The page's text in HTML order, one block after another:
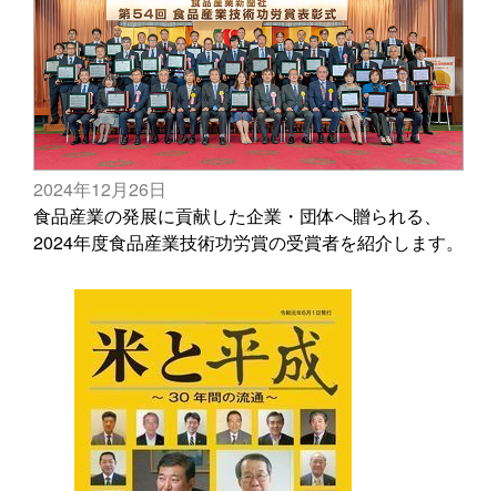
2024年12月26日
食品産業の発展に貢献した企業・団体へ贈られる、
2024年度食品産業技術功労賞の受賞者を紹介します。